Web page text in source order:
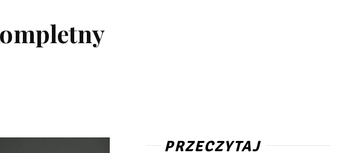
PRZECZYTAJ